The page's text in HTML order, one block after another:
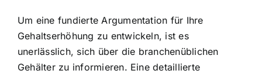
Um eine fundierte Argumentation für Ihre
Gehaltserhöhung zu entwickeln, ist es
unerlässlich, sich über die branchenüblichen
Gehälter zu informieren. Eine detaillierte